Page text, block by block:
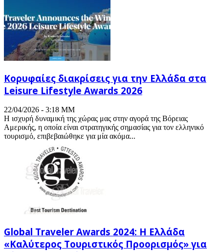
Κορυφαίες διακρίσεις για την Ελλάδα στα
Leisure Lifestyle Awards 2026
22/04/2026 - 3:18 ΜΜ
H ισχυρή δυναμική της χώρας μας στην αγορά της Βόρειας
Αμερικής, η οποία είναι στρατηγικής σημασίας για τον ελληνικό
τουρισμό, επιβεβαιώθηκε για μία ακόμα...
Global Traveler Awards 2024: Η Ελλάδα
«Καλύτερος Τουριστικός Προορισμός» για